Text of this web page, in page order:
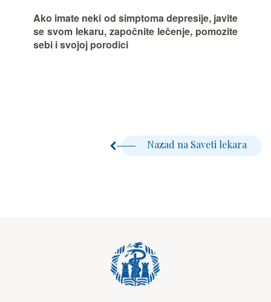
Ako imate neki od simptoma depresije, javite
se svom lekaru, započnite lečenje, pomozite
sebi i svojoj porodici
Nazad na Saveti lekara